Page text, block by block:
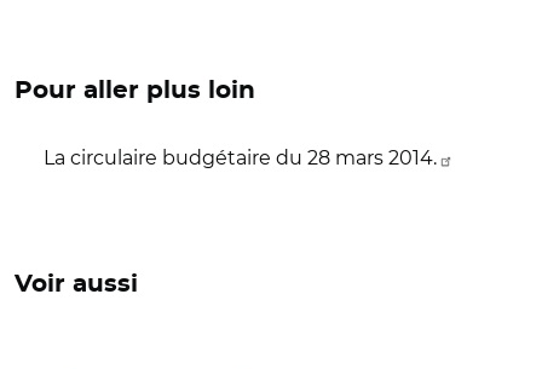
Pour aller plus loin
La circulaire budgétaire du 28 mars 2014.
Voir aussi